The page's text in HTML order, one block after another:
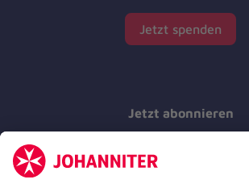
Jetzt spenden
Jetzt abonnieren
Abständen über unsere